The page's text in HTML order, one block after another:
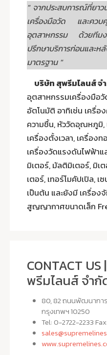
" จากประสบการณ์ที่ยาว
เครื่องมือวัด และคว
อุตสาหกรรม ด้วยทีม
ปรึกษาบริการก่อนแล
มาตรฐาน "
บริษัท สุพรีมไลนส์ จ
อุตสาหกรรมเครื่องมือ
อัตโนมัติ อาทิเช่น เครื่
ความชื้น, หัววัดอุณหภูมิ,
เครื่องตั้งเวลา, เครื่อง
เครื่องวัดแรงดันไฟฟ้าแ
มิเตอร์, มัลติมิเตอร์, มิเ
เตอร์, เทอร์โมคัปเปิล,
เป็นต้น และยังมี เครื่อ
สูญญากาศขนาดเล็ก
CONTACT
พรีมไลนส์ จำกั
80, 82 ถนนพัฒนาการ
กรุงเทพฯ 10250
Tel: 0-2722-2233